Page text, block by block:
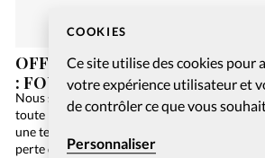
COOKIES
Ce site utilise des cookies pour
votre expérience utilisateur et
de contrôler ce que vous
Personnaliser
OFFREZ-VOUS UN JEU DE
: FOUILLES EN GALILÉE
Nous sommes en 2084. L’humanité n’utilise
toute l’information est numérisée sur
une terrible panne informatique de niveau
perte de toutes ces précieuses données, et la